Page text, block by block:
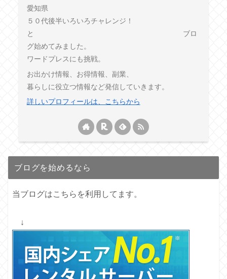
愛知県
５０代後半いろいろチャレンジ！
と ブロ
グ始めてみました。
ワードプレスにも挑戦。
お出かけ情報、お得情報、副業、
暮らしに役立つ情報など発信していきます。
詳しいプロフィールは、こちらから
ブログを始めるなら
当ブログはこちらを利用してます。
↓